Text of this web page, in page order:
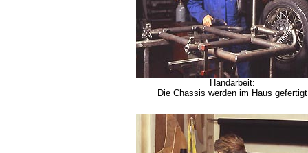
Handarbeit:
Die Chassis werden im Haus gefertigt